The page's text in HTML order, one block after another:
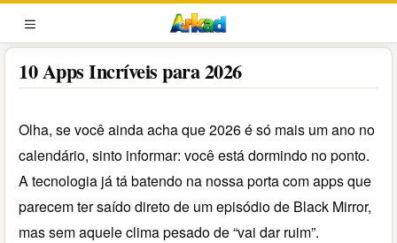
Pular
para
o
conteúdo
MENU
10 Apps Incríveis para 2026
Olha, se você ainda acha que 2026 é só mais um ano no
calendário, sinto informar: você está dormindo no ponto.
A tecnologia já tá batendo na nossa porta com apps que
parecem ter saído direto de um episódio de Black Mirror,
mas sem aquele clima pesado de “vai dar ruim”.